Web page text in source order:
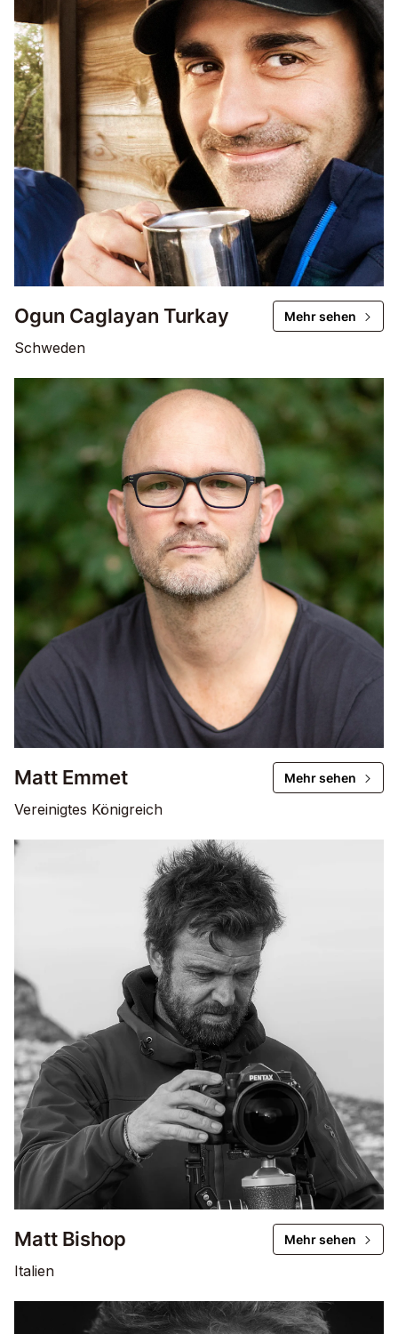
Ogun Caglayan Turkay Mehr sehen
Schweden
Matt Emmet Mehr sehen
Vereinigtes Königreich
Matt Bishop Mehr sehen
Italien